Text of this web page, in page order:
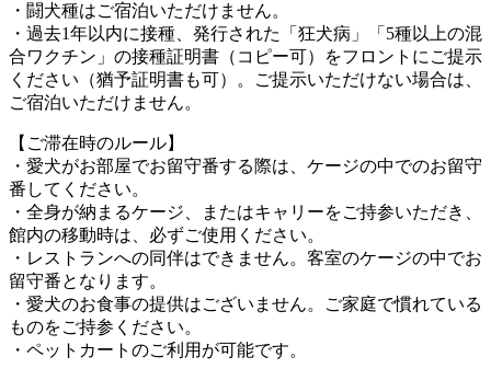
・闘犬種はご宿泊いただけません。
・過去1年以内に接種、発行された「狂犬病」「5種以上の混
合ワクチン」の接種証明書（コピー可）をフロントにご提示
ください（猶予証明書も可）。ご提示いただけない場合は、
ご宿泊いただけません。
【ご滞在時のルール】
・愛犬がお部屋でお留守番する際は、ケージの中でのお留守
番してください。
・全身が納まるケージ、またはキャリーをご持参いただき、
館内の移動時は、必ずご使用ください。
・レストランへの同伴はできません。客室のケージの中でお
留守番となります。
・愛犬のお食事の提供はございません。ご家庭で慣れている
ものをご持参ください。
・ペットカートのご利用が可能です。